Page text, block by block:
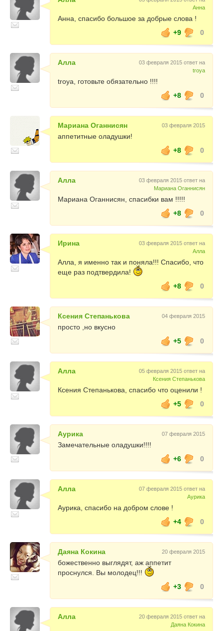
Анна
Анна, спасибо большое за добрые слова !
+9
0
Алла
03 февраля 2015 ответ на
troya
troya, готовьте обязательно !!!!
+8
0
Мариана Оганнисян 03 февраля 2015
аппетитные оладушки!
+8
0
Алла
03 февраля 2015 ответ на
Мариана Оганнисян
Мариана Оганнисян, спасибки вам !!!!!
+8
0
Ирина
03 февраля 2015 ответ на
Алла
Алла, я именно так и поняла!!! Спасибо, что
еще раз подтвердила!
+8
0
Ксения Степанькова 04 февраля 2015
просто ,но вкусно
+5
0
Алла
05 февраля 2015 ответ на
Ксения Степанькова
Ксения Степанькова, спасибо что оценили !
+5
0
Аурика 07 февраля 2015
Замечательные оладушки!!!!
+6
0
Алла
07 февраля 2015 ответ на
Аурика
Аурика, спасибо на добром слове !
+4
0
Даяна Кокина 20 февраля 2015
божественно выглядят, аж аппетит
проснулся. Вы молодец!!!
+3
0
Алла
20 февраля 2015 ответ на
Даяна Кокина